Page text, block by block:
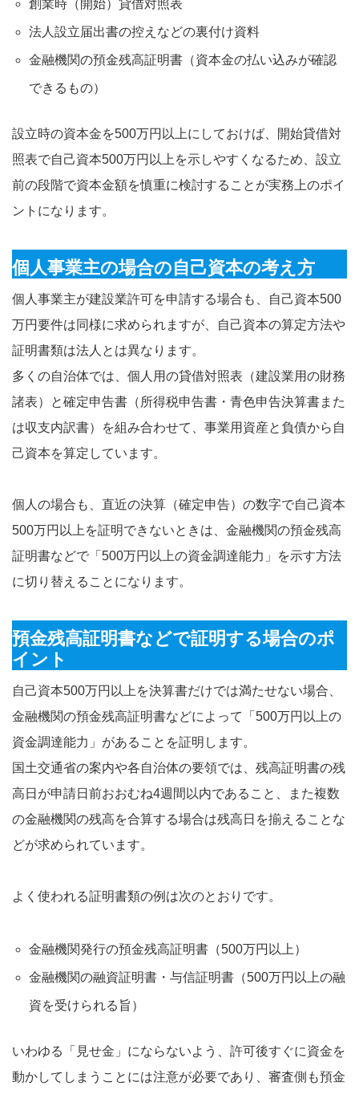
創業時（開始）貸借対照表
法人設立届出書の控えなどの裏付け資料
金融機関の預金残高証明書（資本金の払い込みが確認
できるもの）
設立時の資本金を500万円以上にしておけば、開始貸借対
照表で自己資本500万円以上を示しやすくなるため、設立
前の段階で資本金額を慎重に検討することが実務上のポイ
ントになります。
個人事業主の場合の自己資本の考え方
個人事業主が建設業許可を申請する場合も、自己資本500
万円要件は同様に求められますが、自己資本の算定方法や
証明書類は法人とは異なります。
多くの自治体では、個人用の貸借対照表（建設業用の財務
諸表）と確定申告書（所得税申告書・青色申告決算書また
は収支内訳書）を組み合わせて、事業用資産と負債から自
己資本を算定しています。
個人の場合も、直近の決算（確定申告）の数字で自己資本
500万円以上を証明できないときは、金融機関の預金残高
証明書などで「500万円以上の資金調達能力」を示す方法
に切り替えることになります。
預金残高証明書などで証明する場合のポ
イント
自己資本500万円以上を決算書だけでは満たせない場合、
金融機関の預金残高証明書などによって「500万円以上の
資金調達能力」があることを証明します。
国土交通省の案内や各自治体の要領では、残高証明書の残
高日が申請日前おおむね4週間以内であること、また複数
の金融機関の残高を合算する場合は残高日を揃えることな
どが求められています。
よく使われる証明書類の例は次のとおりです。
金融機関発行の預金残高証明書（500万円以上）
金融機関の融資証明書・与信証明書（500万円以上の融
資を受けられる旨）
いわゆる「見せ金」にならないよう、許可後すぐに資金を
動かしてしまうことには注意が必要であり、審査側も預金